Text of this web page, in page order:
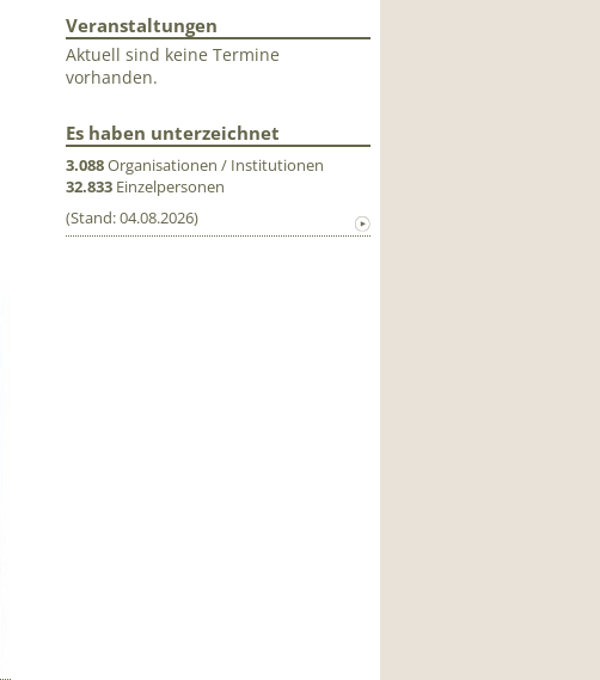
Veranstaltungen
Aktuell sind keine Termine
vorhanden.
Es haben unterzeichnet
3.088Organisationen / Institutionen
32.833 Einzelpersonen
(Stand: 04.08.2026)